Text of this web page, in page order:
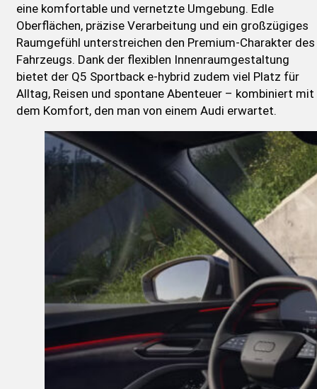
eine komfortable und vernetzte Umgebung. Edle
Oberflächen, präzise Verarbeitung und ein großzügiges
Raumgefühl unterstreichen den Premium-Charakter des
Fahrzeugs. Dank der flexiblen Innenraumgestaltung
bietet der Q5 Sportback e-hybrid zudem viel Platz für
Alltag, Reisen und spontane Abenteuer – kombiniert mit
dem Komfort, den man von einem Audi erwartet.